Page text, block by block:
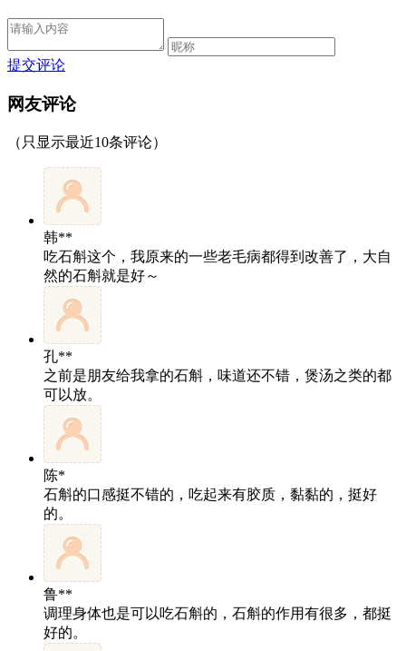
提交评论
网友评论
（只显示最近10条评论）
韩**
吃石斛这个，我原来的一些老毛病都得到改善了，大自
然的石斛就是好～
孔**
之前是朋友给我拿的石斛，味道还不错，煲汤之类的都
可以放。
陈*
石斛的口感挺不错的，吃起来有胶质，黏黏的，挺好
的。
鲁**
调理身体也是可以吃石斛的，石斛的作用有很多，都挺
好的。